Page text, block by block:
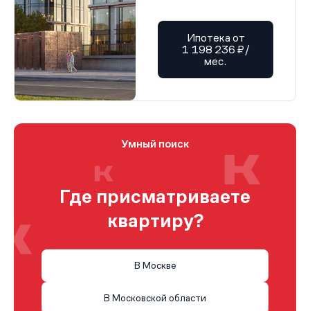
Ипотека от
1 198 236 ₽/
мес.
Умный поиск
Где присматриваете
квартиру?
В Москве
В Московской области